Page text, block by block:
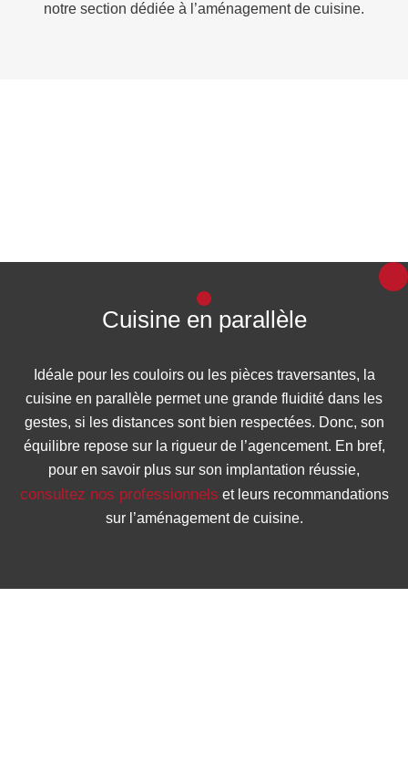
notre section dédiée à l’aménagement de cuisine.
Cuisine en parallèle
Idéale pour les couloirs ou les pièces traversantes, la
cuisine en parallèle permet une grande fluidité dans les
gestes, si les distances sont bien respectées. Donc, son
équilibre repose sur la rigueur de l’agencement. En bref,
pour en savoir plus sur son implantation réussie,
consultez nos professionnels et leurs recommandations
sur l’aménagement de cuisine.